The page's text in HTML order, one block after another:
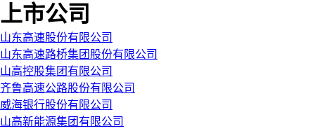
上市公司
山东高速股份有限公司
山东高速路桥集团股份有限公司
山高控股集团有限公司
齐鲁高速公路股份有限公司
威海银行股份有限公司
山高新能源集团有限公司